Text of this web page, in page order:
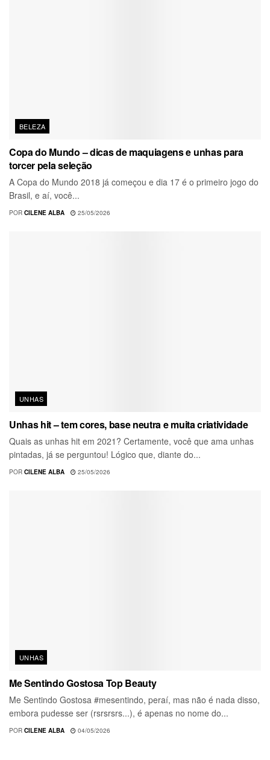
BELEZA
Copa do Mundo – dicas de maquiagens e unhas para
torcer pela seleção
A Copa do Mundo 2018 já começou e dia 17 é o primeiro jogo do
Brasil, e aí, você...
POR CILENE ALBA 25/05/2026
UNHAS
Unhas hit – tem cores, base neutra e muita criatividade
Quais as unhas hit em 2021? Certamente, você que ama unhas
pintadas, já se perguntou! Lógico que, diante do...
POR CILENE ALBA 25/05/2026
UNHAS
Me Sentindo Gostosa Top Beauty
Me Sentindo Gostosa #mesentindo, peraí, mas não é nada disso,
embora pudesse ser (rsrsrsrs...), é apenas no nome do...
POR CILENE ALBA 04/05/2026